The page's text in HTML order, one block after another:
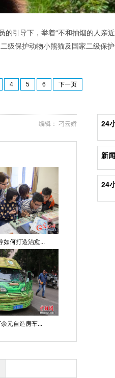
引导下，举着“不和抽烟的人亲
级保护动物小熊猫及国家二级保
4 5 6 下一页
编辑： 刁云娇
如何打造治愈...
元自造房车...
24
新
24